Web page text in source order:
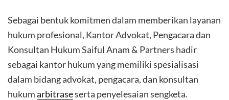
Sebagai bentuk komitmen dalam memberikan layanan
hukum profesional, Kantor Advokat, Pengacara dan
Konsultan Hukum Saiful Anam & Partners hadir
sebagai kantor hukum yang memiliki spesialisasi
dalam bidang advokat, pengacara, dan konsultan
hukumarbitraseserta penyelesaian sengketa.